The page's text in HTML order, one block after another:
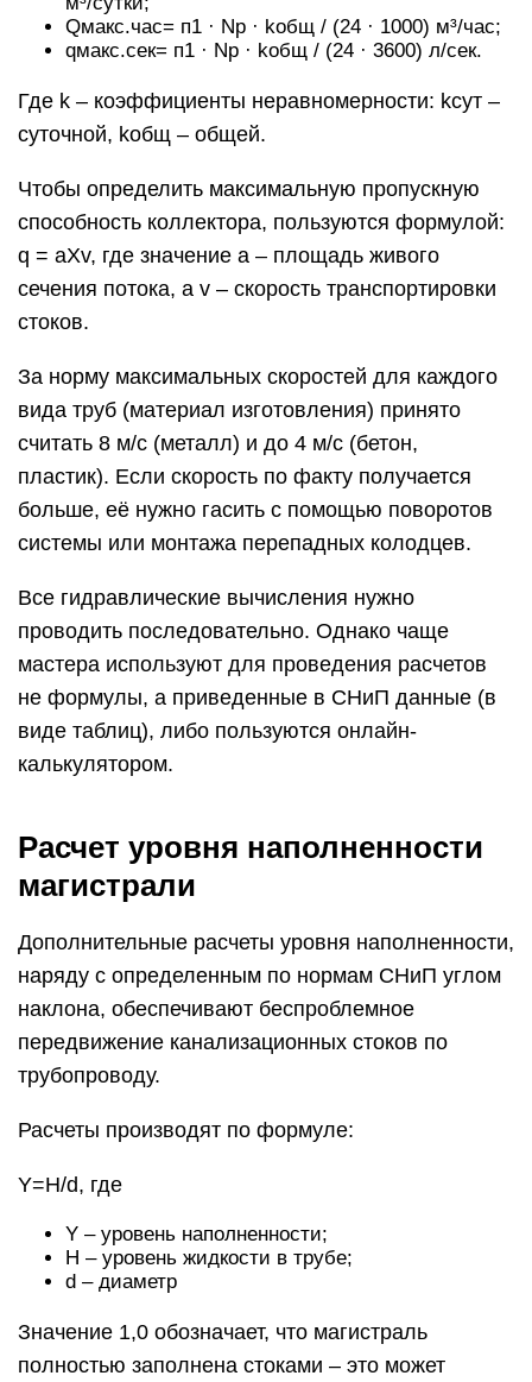
Qмакс.час= п1 · Nр · kобщ / (24 · 1000) м³/час;
qмакс.сек= п1 · Nр · kобщ / (24 · 3600) л/сек.
Где k – коэффициенты неравномерности: kсут –
суточной, kобщ – общей.
Чтобы определить максимальную пропускную
способность коллектора, пользуются формулой:
q = aХv, где значение а – площадь живого
сечения потока, а v – скорость транспортировки
стоков.
За норму максимальных скоростей для каждого
вида труб (материал изготовления) принято
считать 8 м/с (металл) и до 4 м/с (бетон,
пластик). Если скорость по факту получается
больше, её нужно гасить с помощью поворотов
системы или монтажа перепадных колодцев.
Все гидравлические вычисления нужно
проводить последовательно. Однако чаще
мастера используют для проведения расчетов
не формулы, а приведенные в СНиП данные (в
виде таблиц), либо пользуются онлайн-
калькулятором.
Расчет уровня наполненности
магистрали
Дополнительные расчеты уровня наполненности,
наряду с определенным по нормам СНиП углом
наклона, обеспечивают беспроблемное
передвижение канализационных стоков по
трубопроводу.
Расчеты производят по формуле:
Y=H/d, где
Y – уровень наполненности;
H – уровень жидкости в трубе;
d – диаметр
Значение 1,0 обозначает, что магистраль
полностью заполнена стоками – это может